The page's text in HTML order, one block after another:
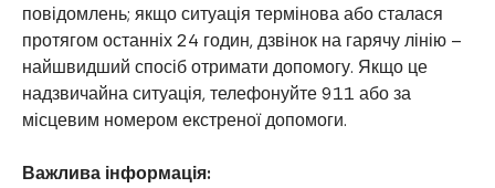
повідомлень; якщо ситуація термінова або сталася
протягом останніх 24 годин, дзвінок на гарячу лінію –
найшвидший спосіб отримати допомогу. Якщо це
надзвичайна ситуація, телефонуйте 911 або за
місцевим номером екстреної допомоги.
Важлива інформація: